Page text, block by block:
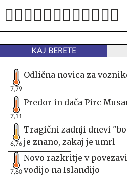
KAJ BERETE
7,79
Odlična novica za
7,11
Predor in dača Pirc
6,76
Tragični zadnji dnevi
je znano, zakaj je umrl
7,60
Novo razkritje v
vodijo na Islandijo